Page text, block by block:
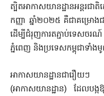
ត្បិតអាកាសយានដ្ឋានអន្តរជ
កញ្ញា ឆ្នាំ២០២៥ គឺជាគម្រោ
ដើម្បីជំរុញការតភ្ជាប់ទេសចរ
ភ្នំពេញ និងប្រទេសកម្ពុជាទាំង
អាកាសយានដ្ឋានជារឿយ
(អាកាសយានដ្ឋាន) ដែលបង្ក